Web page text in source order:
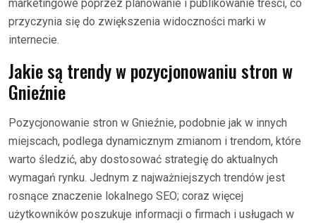
marketingowe poprzez planowanie i publikowanie treści, co
przyczynia się do zwiększenia widoczności marki w
internecie.
Jakie są trendy w pozycjonowaniu stron w
Gnieźnie
Pozycjonowanie stron w Gnieźnie, podobnie jak w innych
miejscach, podlega dynamicznym zmianom i trendom, które
warto śledzić, aby dostosować strategię do aktualnych
wymagań rynku. Jednym z najważniejszych trendów jest
rosnące znaczenie lokalnego SEO; coraz więcej
użytkowników poszukuje informacji o firmach i usługach w